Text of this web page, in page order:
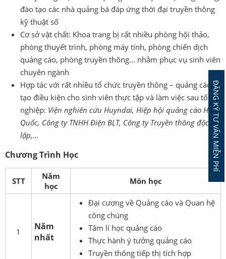
đào tạo các nhà quảng bá đáp ứng thời đại truyền thông
kỹ thuật số
Cơ sở vật chất: Khoa trang bị rất nhiều phòng hội thảo,
phòng thuyết trình, phòng máy tính, phòng chiến dịch
quảng cáo, phòng truyền thông… nhằm phục vụ sinh viên
chuyên ngành
Hợp tác với rất nhiều tổ chức truyền thông – quảng cáo
tạo điều kiện cho sinh viên thực tập và làm việc sau tốt
nghiệp: Viện nghiên cứu Huyndai, Hiệp hội quảng cáo Hàn
Quốc, Công ty TNHH Điện BLT, Công ty Truyền thông độc
lập,…
Chương Trình Học
STT
Năm
học
Môn học
1
Năm
nhất
Đại cương về Quảng cáo và Quan hệ
công chúng
Tâm lí học quảng cáo
Thực hành ý tưởng quảng cáo
Truyền thông tiếp thị tích hợp
ĐĂNG KÝ TƯ VẤN MIỄN PHÍ